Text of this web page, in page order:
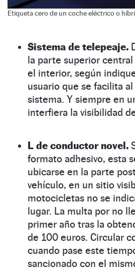
Etiqueta cero de un coche eléctrico o
Sistema de telepeaje.
la parte superior
el interior, según
usuario que se facilita
sistema. Y siempre en
interfiera la visibilidad
L de conductor novel.
formato adhesivo, esta
ubicarse en la parte
vehículo, en un sitio
motocicletas no se
lugar. La multa por no
primer año tras la
de 100 euros. Circular
cuando pase este
sancionado con el